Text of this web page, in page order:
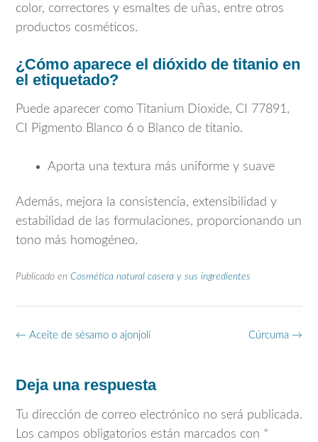
color, correctores y esmaltes de uñas, entre otros
productos cosméticos.
¿Cómo aparece el dióxido de titanio en
el etiquetado?
Puede aparecer como Titanium Dioxide, CI 77891,
CI Pigmento Blanco 6 o Blanco de titanio.
Aporta una textura más uniforme y suave
Además, mejora la consistencia, extensibilidad y
estabilidad de las formulaciones, proporcionando un
tono más homogéneo.
Publicado en Cosmética natural casera y sus ingredientes
Navegación
Cúrcuma →
← Aceite de sésamo o ajonjolí
Deja una respuesta
Tu dirección de correo electrónico no será publicada.
Los campos obligatorios están marcados con *